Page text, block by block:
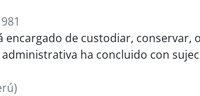
encargado de custodiar,
ha concluido con